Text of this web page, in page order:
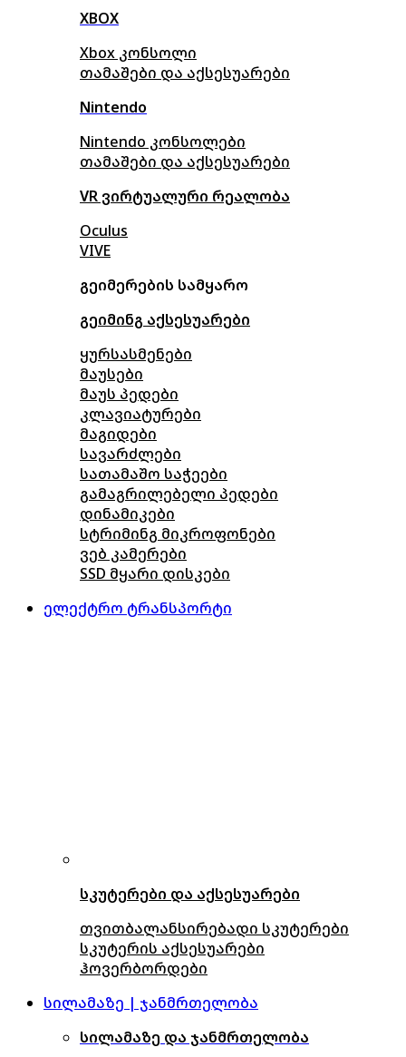
XBOX
Xbox კონსოლი
თამაშები და აქსესუარები
Nintendo
Nintendo კონსოლები
თამაშები და აქსესუარები
VR ვირტუალური რეალობა
Oculus
VIVE
გეიმერების სამყარო
გეიმინგ აქსესუარები
ყურსასმენები
მაუსები
მაუს პედები
კლავიატურები
მაგიდები
სავარძლები
სათამაშო საჭეები
გამაგრილებელი პედები
დინამიკები
სტრიმინგ მიკროფონები
ვებ კამერები
SSD მყარი დისკები
ელექტრო ტრანსპორტი
სკუტერები და აქსესუარები
თვითბალანსირებადი სკუტერები
სკუტერის აქსესუარები
ჰოვერბორდები
სილამაზე | ჯანმრთელობა
სილამაზე და ჯანმრთელობა